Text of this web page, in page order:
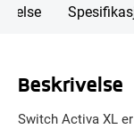
Beskrivelse
Switch Activa XL